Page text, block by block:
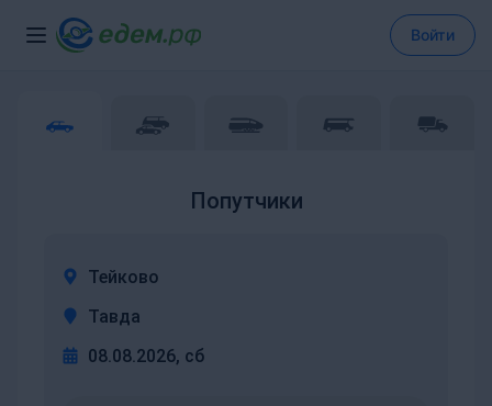
Войти
Попутчики
Тейково
Тавда
08.08.2026, сб